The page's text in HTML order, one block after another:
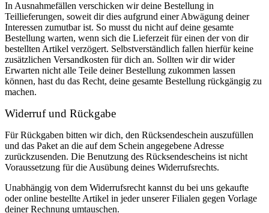
In Ausnahmefällen verschicken wir deine Bestellung in
Teillieferungen, soweit dir dies aufgrund einer Abwägung deiner
Interessen zumutbar ist. So musst du nicht auf deine gesamte
Bestellung warten, wenn sich die Lieferzeit für einen der von dir
bestellten Artikel verzögert. Selbstverständlich fallen hierfür keine
zusätzlichen Versandkosten für dich an. Sollten wir dir wider
Erwarten nicht alle Teile deiner Bestellung zukommen lassen
können, hast du das Recht, deine gesamte Bestellung rückgängig zu
machen.
Widerruf und Rückgabe
Für Rückgaben bitten wir dich, den Rücksendeschein auszufüllen
und das Paket an die auf dem Schein angegebene Adresse
zurückzusenden. Die Benutzung des Rücksendescheins ist nicht
Voraussetzung für die Ausübung deines Widerrufsrechts.
Unabhängig von dem Widerrufsrecht kannst du bei uns gekaufte
oder online bestellte Artikel in jeder unserer Filialen gegen Vorlage
deiner Rechnung umtauschen.